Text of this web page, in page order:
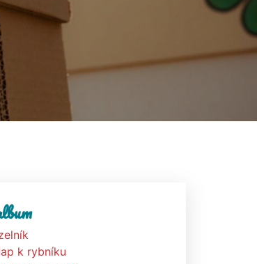
k rybníku